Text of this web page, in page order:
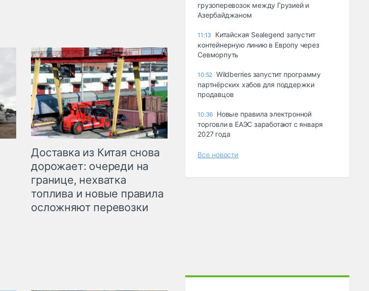
Доставка из Китая снова
дорожает: очереди на
границе, нехватка
топлива и новые правила
осложняют перевозки
грузоперевозок между Грузией и
Азербайджаном
11:13
Китайская Sealegend запустит
контейнерную линию в Европу через
Севморпуть
10:52 Wildberries запустит программу
партнёрских хабов для поддержки
продавцов
10:36 Новые правила электронной
торговли в ЕАЭС заработают с января
2027 года
Все новости